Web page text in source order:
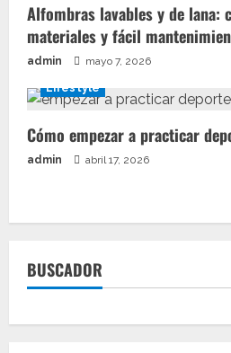
Alfombras lavables y de lana:
materiales y fácil
admin mayo 7, 2026
Lifestyle
Cómo empezar a practicar
admin abril 17, 2026
BUSCADOR